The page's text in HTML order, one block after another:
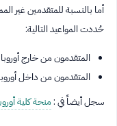
أما بالنسبة للمتقدمين غير
حُددت المواعيد التالية:
المتقدمون من خارج أوروبا: حتى 1
المتقدمون من داخل أوروبا: حتى 1
سجل أيضاً في :منحة كلية